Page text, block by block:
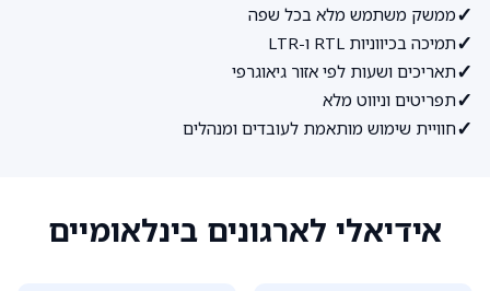
✓ממשק משתמש מלא בכל שפה
✓תמיכה בכיווניות RTL ו-LTR
✓תאריכים ושעות לפי אזור גיאוגרפי
✓תפריטים וניווט מלא
✓חוויית שימוש מותאמת לעובדים ומנהלים
אידיאלי לארגונים בינלאומיים